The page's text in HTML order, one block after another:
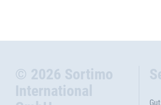
© 2026 Sortimo
International